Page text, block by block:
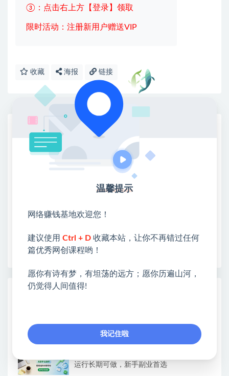
③：点击右上方【登录】领取
限时活动：注册新用户赠送VIP
收藏 海报 链接
网赚基地简介
站长微信：无
❤本站：本站整合多方资源站，主要面向互联网创业
类&副业类，资源丰富 物超所值。
❤能助您：找项目 + 低成本创业 + 减少信息差 + 见识
❤本站为众多团队提供了重要价值，也为众多创业者
❤如果您也依存于互联网，欢迎加入本站会员，将尽
早为您提供丰盛价值。祝您前程似锦！
热门课程展示
运行长期可做，新手副业首选
温馨提示
网络赚钱基地欢迎您！
建议使用 Ctrl + D 收藏本站，让你不再错过任何
篇优秀网创课程哟！
愿你有诗有梦，有坦荡的远方；愿你历遍山河，
仍觉得人间值得!
我记住啦